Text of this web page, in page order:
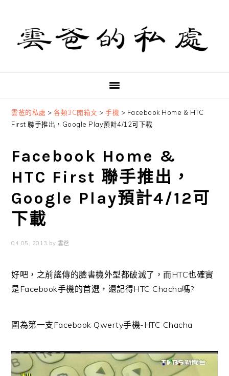
primary
navigation
content
primary
sidebar
雲爸的私處 >各類3C開箱文 >手機 > Facebook Home & HTC
First 聯手推出，Google Play預計4/12可下載
Facebook Home &
HTC First 聯手推出，
Google Play預計4/12可
下載
04 05, 2013 by 雲爸
好吧，之前謠傳的臉書機外型都破滅了，而HTC也確實
是Facebook手機的首選，還記得HTC Chacha嗎?
圖為第一支Facebook Qwerty手機-HTC Chacha